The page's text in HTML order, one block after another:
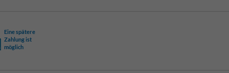
Eine spätere
Zahlung ist
möglich